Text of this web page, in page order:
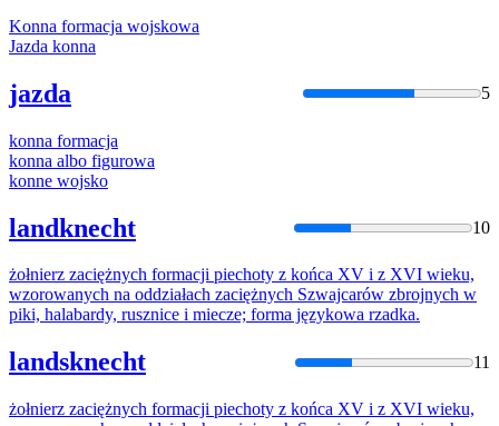
Konna formacja wojskowa
Jazda konna
jazda 5
konna formacja
konna albo figurowa
konne wojsko
landknecht 10
żołnierz zaciężnych formacji piechoty z końca XV i z XVI wieku,
wzorowanych na oddziałach zaciężnych Szwajcarów zbrojnych w
piki, halabardy, rusznice i miecze; forma językowa rzadka.
landsknecht 11
żołnierz zaciężnych formacji piechoty z końca XV i z XVI wieku,